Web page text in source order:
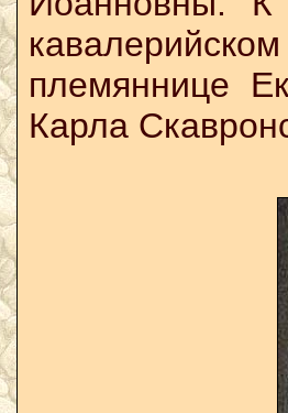
племяннице
Карла